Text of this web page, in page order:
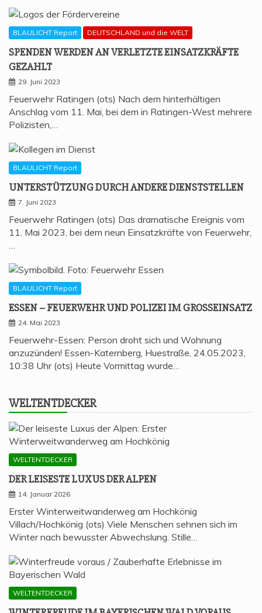
BLAULICHT Report DEUTSCHLAND und die WELT
SPEN­DEN WER­DEN AN VER­LETZ­TE EIN­SATZ­KRÄF­TE
GEZAHLT
29. Juni 2023
Feuerwehr Ratingen (ots) Nach dem hinterhältigen
Anschlag vom 11. Mai, bei dem in Ratingen-West mehrere
Polizisten,…
BLAULICHT Report
UNTER­STÜT­ZUNG DURCH ANDE­RE DIENSTSTELLEN
7. Juni 2023
Feuerwehr Ratingen (ots) Das dramatische Ereignis vom
11. Mai 2023, bei dem neun Einsatzkräfte von Feuerwehr,
…
BLAULICHT Report
ESSEN – FEU­ER­WEHR UND POLI­ZEI IM GROSSEINSATZ
24. Mai 2023
Feuerwehr-Essen: Person droht sich und Wohnung
anzuzünden! Essen-Katernberg, Huestraße, 24.05.2023,
10:38 Uhr (ots) Heute Vormittag wurde…
WELT­ENT­DE­CKER
WELTENTDECKER
DER LEI­SES­TE LUXUS DER ALPEN
14. Januar 2026
Erster Winterweitwanderweg am Hochkönig
Villach/Hochkönig (ots) Viele Menschen sehnen sich im
Winter nach bewusster Abwechslung. Stille…
WELTENTDECKER